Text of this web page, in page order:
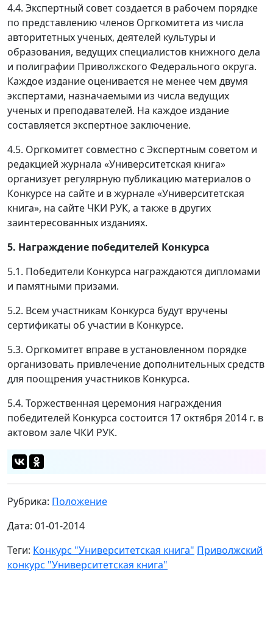
4.4. Экспертный совет создается в рабочем порядке
по представлению членов Оргкомитета из числа
авторитетных ученых, деятелей культуры и
образования, ведущих специалистов книжного дела
и полиграфии Приволжского Федерального округа.
Каждое издание оценивается не менее чем двумя
экспертами, назначаемыми из числа ведущих
ученых и преподавателей. На каждое издание
составляется экспертное заключение.
4.5. Оргкомитет совместно с Экспертным советом и
редакцией журнала «Университетская книга»
организует регулярную публикацию материалов о
Конкурсе на сайте и в журнале «Университетская
книга», на сайте ЧКИ РУК, а также в других
заинтересованных изданиях.
5. Награждение победителей Конкурса
5.1. Победители Конкурса награждаются дипломами
и памятными призами.
5.2. Всем участникам Конкурса будут вручены
сертификаты об участии в Конкурсе.
5.3. Оргкомитет вправе в установленном порядке
организовать привлечение дополнительных средств
для поощрения участников Конкурса.
5.4. Торжественная церемония награждения
победителей Конкурса состоится 17 октября 2014 г. в
актовом зале ЧКИ РУК.
Рубрика: Положение
Дата: 01-01-2014
Теги: Конкурс "Университетская книга" Приволжский
конкурс "Университетская книга"